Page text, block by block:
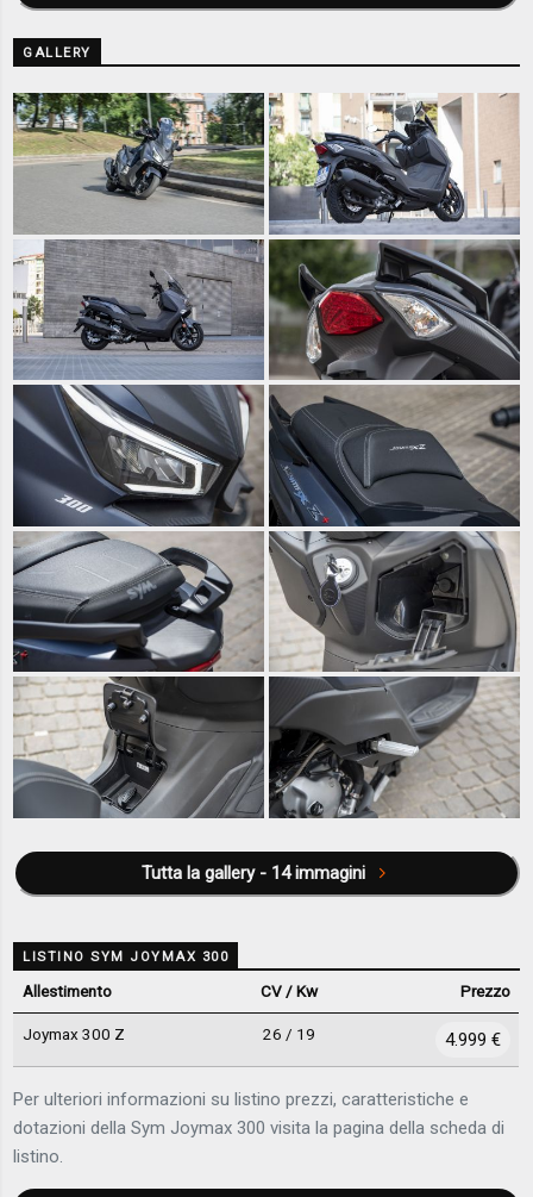
GALLERY
Tutta la gallery - 14 immagini
LISTINO SYM JOYMAX 300
Allestimento CV / Kw Prezzo
Joymax 300 Z 26 / 19 4.999 €
Per ulteriori informazioni su listino prezzi, caratteristiche e
dotazioni della Sym Joymax 300 visita la pagina della scheda di
listino.